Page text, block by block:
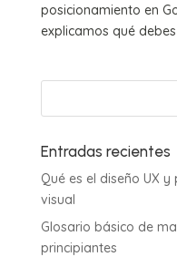
posicionamiento en
explicamos qué debes
Entradas recientes
Qué es el diseño UX
visual
Glosario básico de
principiantes